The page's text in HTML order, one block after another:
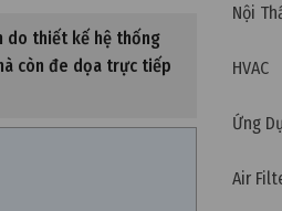
do thiết kế hệ thống
còn đe dọa trực tiếp
Nội
HVAC
Ứng
Air